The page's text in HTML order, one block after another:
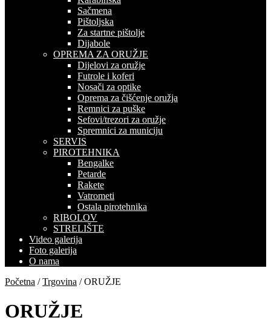
Sačmena
Pištoljska
Za startne pištolje
Dijabole
OPREMA ZA ORUŽJE
Dijelovi za oružje
Futrole i koferi
Nosači za optike
Oprema za čišćenje oružja
Remnici za puške
Sefovi/trezori za oružje
Spremnici za municiju
SERVIS
PIROTEHNIKA
Bengalke
Petarde
Rakete
Vatrometi
Ostala pirotehnika
RIBOLOV
STRELIŠTE
Video galerija
Foto galerija
O nama
Početna /Trgovina / ORUŽJE
ORUŽJE